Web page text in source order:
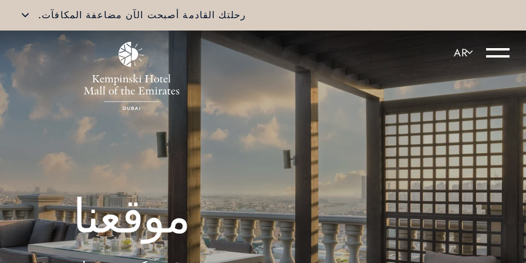
رحلتك القادمة أصبحت الآن مضاعفة المكافآت.
موقعنا